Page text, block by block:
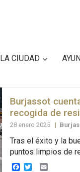
LA CIUDAD
Burjassot
recogida de
28 enero 2025 |
Tras el éxito y la
puntos limpios de
Facebook
TwitterEmail